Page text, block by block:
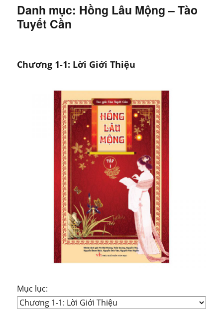
Danh mục: Hồng Lâu Mộng – Tào
Tuyết Cần
Chương 1-1: Lời Giới Thiệu
Mục lục: